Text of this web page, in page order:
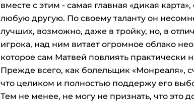
вместе с этим - самая главная «дикая
любую другую. По своему таланту он
лучших, возможно, даже в тройку, но, в
игрока, над ним витает огромное облако
которое сам Матвей повлиять практически
Прежде всего, как болельщик «Монреаля»,
что целиком и полностью поддержу его
Тем не менее, не могу не признать, что это